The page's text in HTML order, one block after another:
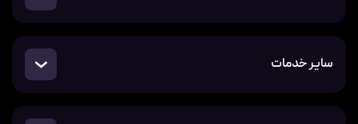
سایر خدمات